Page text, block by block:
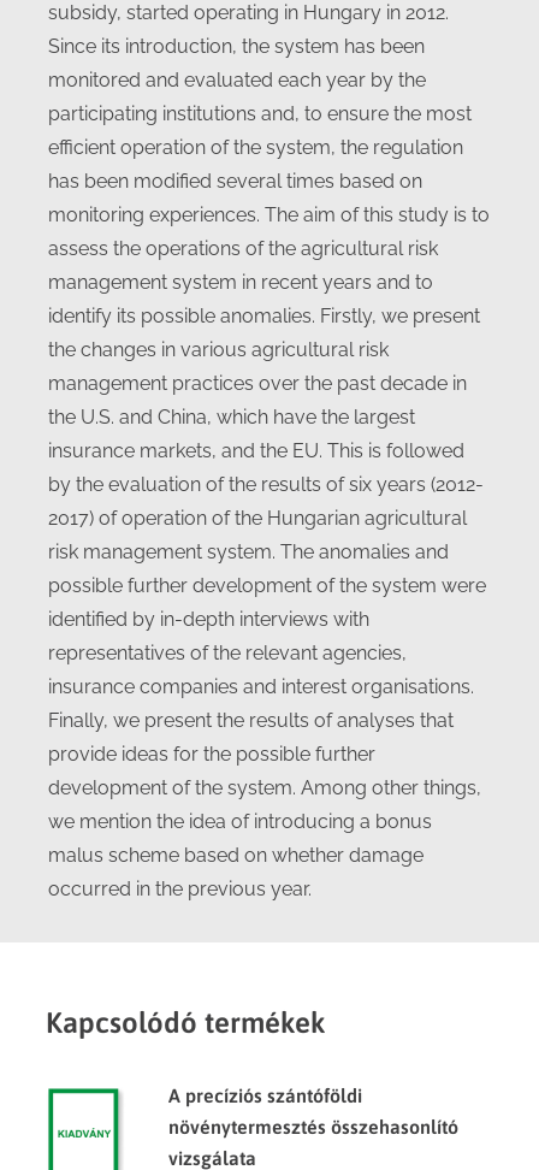
subsidy, started operating in Hungary in 2012.
Since its introduction, the system has been
monitored and evaluated each year by the
participating institutions and, to ensure the most
efficient operation of the system, the regulation
has been modified several times based on
monitoring experiences. The aim of this study is to
assess the operations of the agricultural risk
management system in recent years and to
identify its possible anomalies. Firstly, we present
the changes in various agricultural risk
management practices over the past decade in
the U.S. and China, which have the largest
insurance markets, and the EU. This is followed
by the evaluation of the results of six years (2012-
2017) of operation of the Hungarian agricultural
risk management system. The anomalies and
possible further development of the system were
identified by in-depth interviews with
representatives of the relevant agencies,
insurance companies and interest organisations.
Finally, we present the results of analyses that
provide ideas for the possible further
development of the system. Among other things,
we mention the idea of introducing a bonus
malus scheme based on whether damage
occurred in the previous year.
Kapcsolódó termékek
A precíziós szántóföldi
növénytermesztés összehasonlító
vizsgálata